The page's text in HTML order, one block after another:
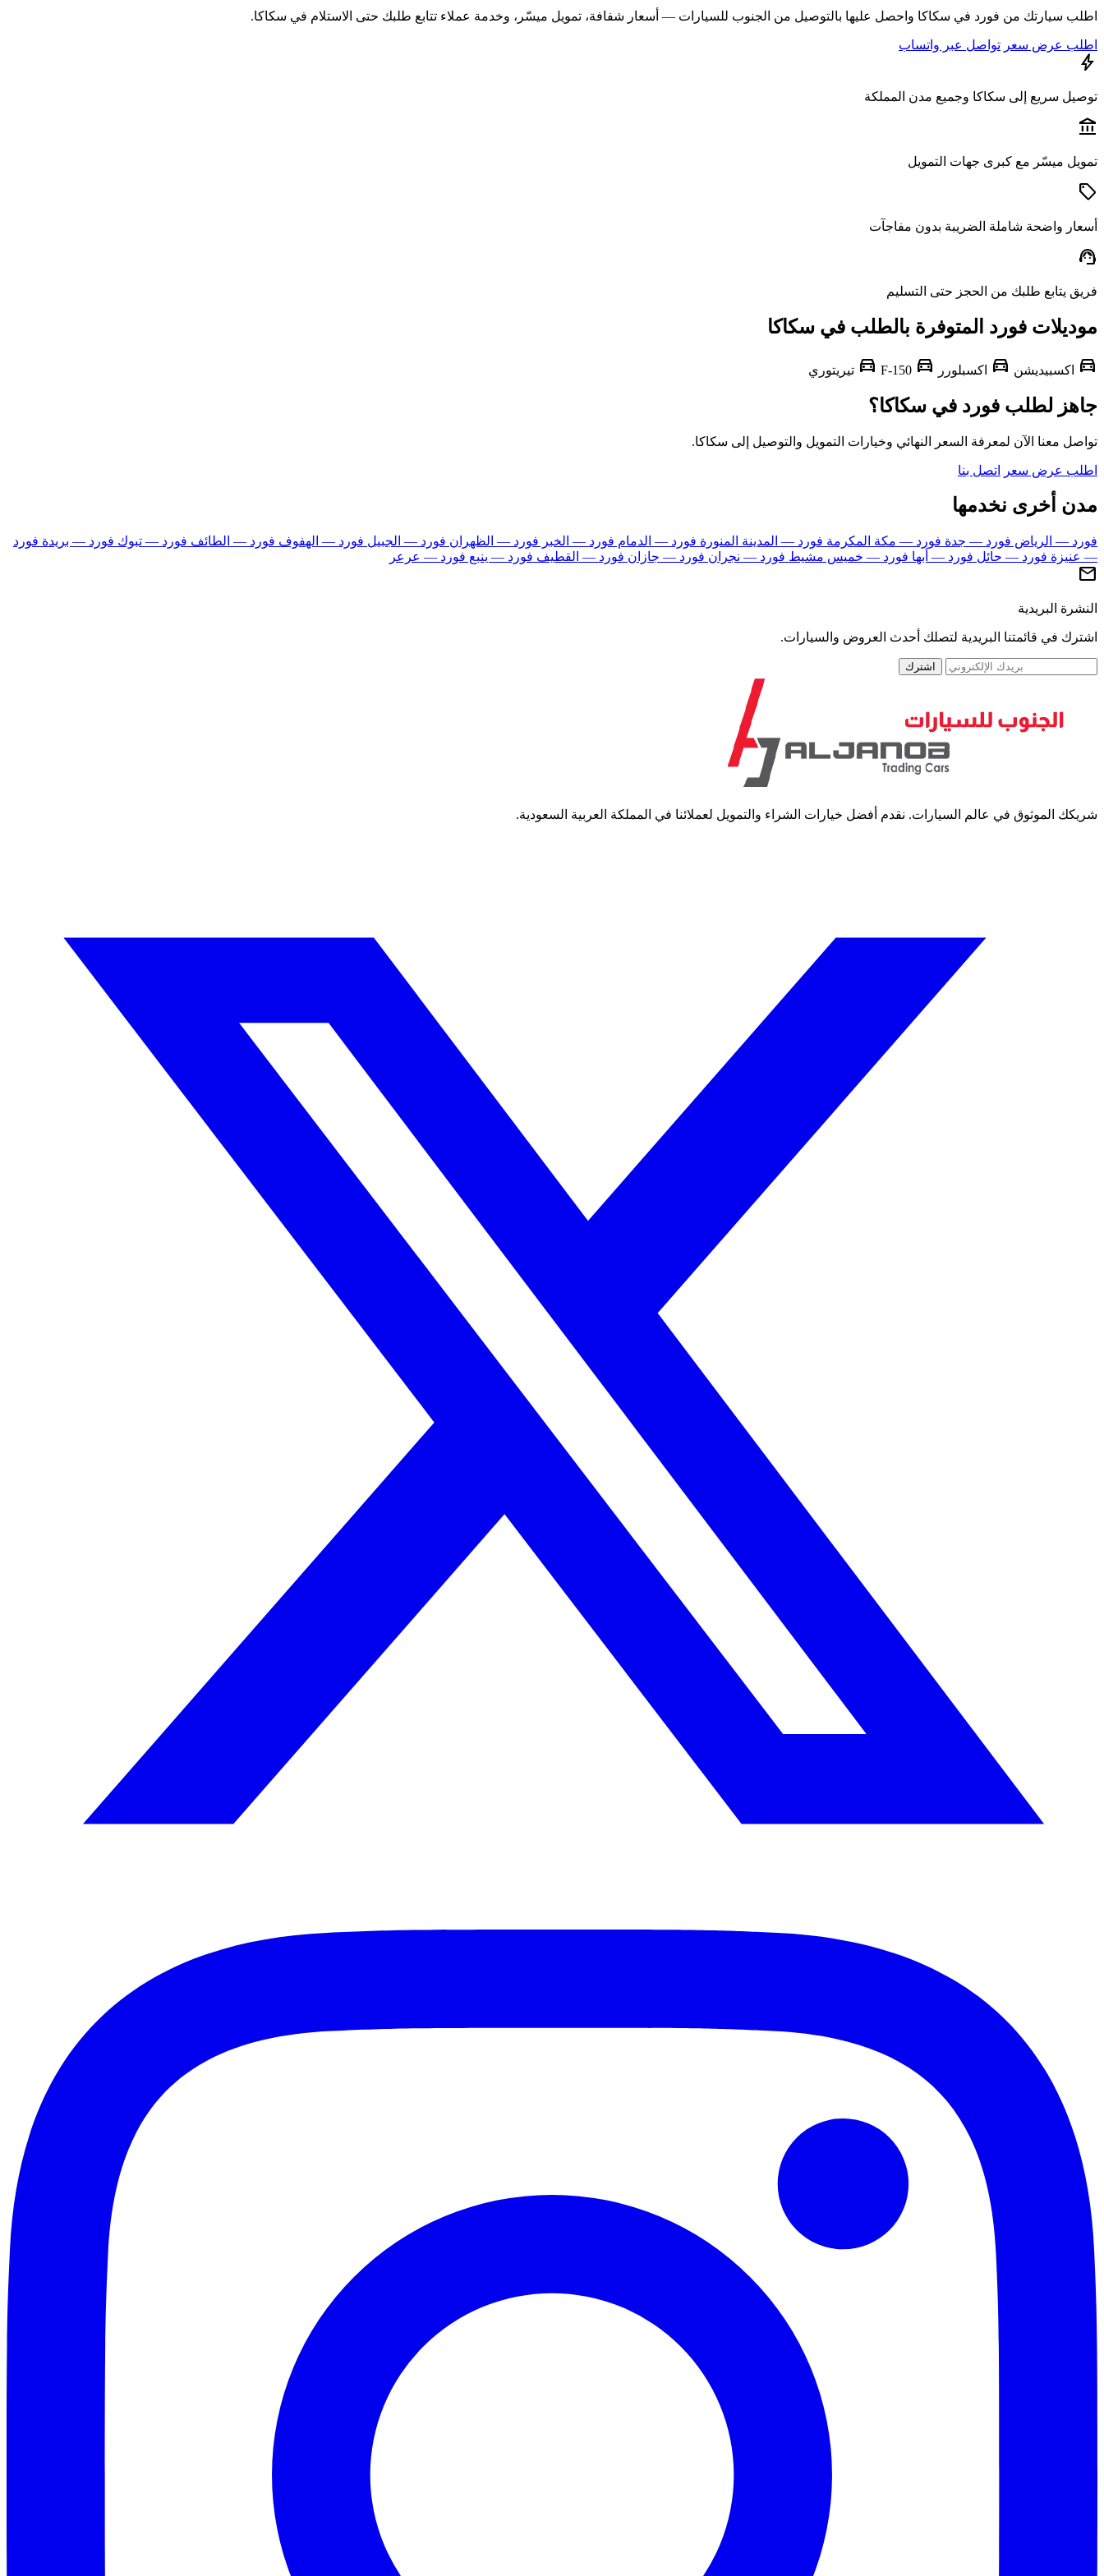
اطلب سيارتك من فورد في سكاكا واحصل عليها بالتوصيل من الجنوب للسيارات — أسعار شفافة، تمويل ميسّر، وخدمة عملاء تتابع طلبك حتى الاستلام في سكاكا.
اطلب عرض سعر تواصل عبر واتساب
bolt
توصيل سريع إلى سكاكا وجميع مدن المملكة
account_balance
تمويل ميسّر مع كبرى جهات التمويل
sell
أسعار واضحة شاملة الضريبة بدون مفاجآت
support_agent
فريق يتابع طلبك من الحجز حتى التسليم
موديلات فورد المتوفرة بالطلب في سكاكا
directions_car اكسبيديشن directions_car اكسبلورر directions_car
directions_car تيريتوري
جاهز لطلب فورد في سكاكا؟
تواصل معنا الآن لمعرفة السعر النهائي وخيارات التمويل والتوصيل إلى سكاكا.
اطلب عرض سعر اتصل بنا
مدن أخرى نخدمها
فورد — الرياض فورد — جدة فورد — مكة المكرمة فورد — المدينة المنورة فورد — الدمام فورد — الخبر فورد — الظهران فورد — الجبيل فورد — الهفوف فورد — الطائف فورد — تبوك فورد — بريدة فورد
— عنيزة فورد — حائل فورد — أبها فورد — خميس مشيط فورد — نجران فورد — جازان فورد — القطيف فورد — ينبع فورد — عرعر
mail
النشرة البريدية
اشترك في قائمتنا البريدية لتصلك أحدث العروض والسيارات.
اشترك
شريكك الموثوق في عالم السيارات. نقدم أفضل خيارات الشراء والتمويل لعملائنا في المملكة العربية السعودية.